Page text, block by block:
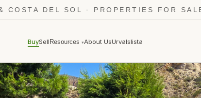
COSTA DEL SOL · PROPERTIES FOR
BuySellResources▾About UsUrvalslista